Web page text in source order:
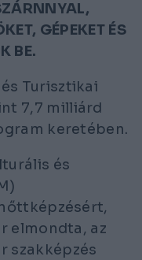
GÉPEKET ÉS
BE.
Turisztikai
7,7 milliárd
keretében.
és
elmondta, az
szakképzés